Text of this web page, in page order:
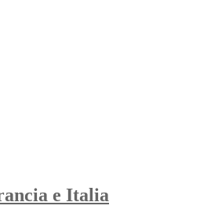
e Italia